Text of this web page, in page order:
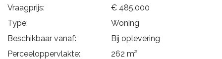
Vraagprijs:
€ 485.000
Type:
Woning
Beschikbaar vanaf:
Bij oplevering
Perceeloppervlakte:
262 m²